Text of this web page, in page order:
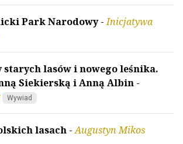
Park Narodowy-Inicjatywa
lasów i nowego leśnika.
Siekierską i Anną Albin -
Wywiad
lasach -Augustyn Mikos